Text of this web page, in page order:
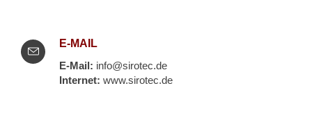
E-MAIL
E-Mail: info@sirotec.de
Internet: www.sirotec.de